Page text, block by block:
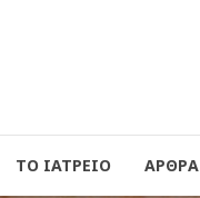
ΤΟ ΙΑΤΡΕΙΟ ΑΡΘΡΑ